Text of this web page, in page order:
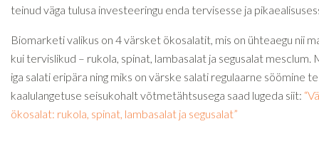
teinud väga tulusa investeeringu enda tervisesse ja
Biomarketi valikus on 4 värsket ökosalatit, mis on ühteaegu nii
kui tervislikud – rukola, spinat, lambasalat ja segusalat mesclum.
iga salati eripära ning miks on värske salati regulaarne söömine
kaalulangetuse seisukohalt võtmetähtsusega saad lugeda siit:
ökosalat: rukola, spinat, lambasalat ja segusalat”